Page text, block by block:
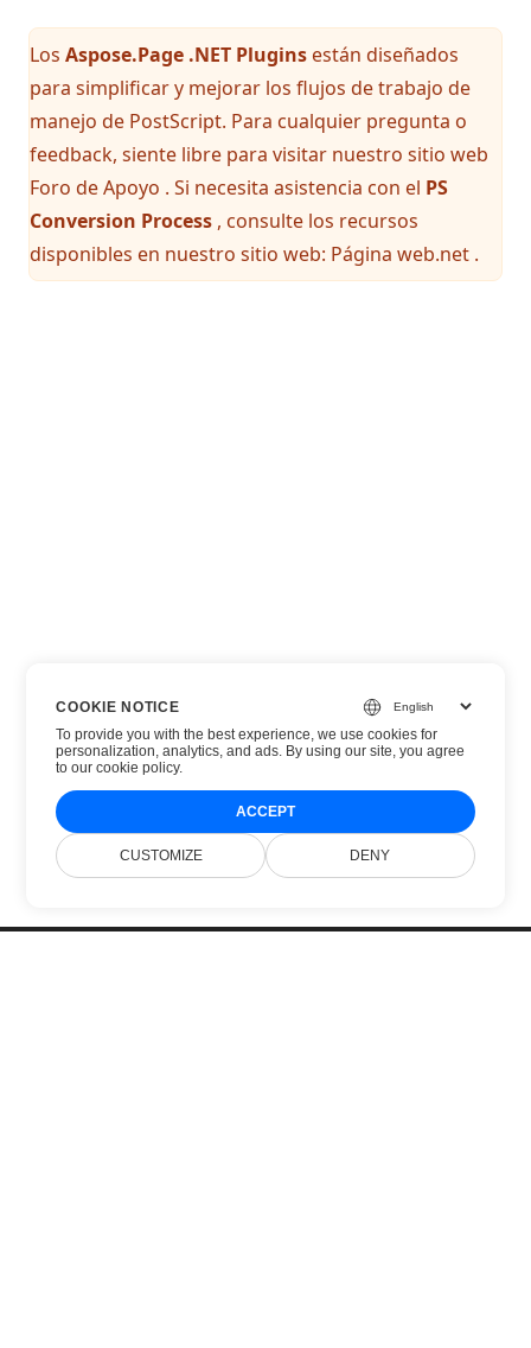
Los Aspose.Page .NET Pluginsestán diseñados
para simplificar y mejorar los flujos de trabajo de
manejo de PostScript. Para cualquier pregunta o
feedback, siente libre para visitar nuestro sitio web
Foro de Apoyo . Si necesita asistencia con el PS
Conversion Process , consulte los recursos
disponibles en nuestro sitio web: Página web.net .
COOKIE NOTICE
To provide you with the best experience, we use cookies for
personalization, analytics, and ads. By using our site, you agree
toour cookie policy.
ACCEPT
CUSTOMIZE DENY